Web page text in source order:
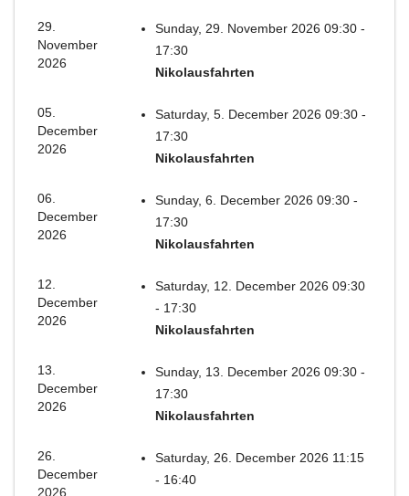
29.
November
2026
Sunday, 29. November 2026 09:30 -
17:30
Nikolausfahrten
05.
December
2026
Saturday, 5. December 2026 09:30 -
17:30
Nikolausfahrten
06.
December
2026
Sunday, 6. December 2026 09:30 -
17:30
Nikolausfahrten
12.
December
2026
Saturday, 12. December 2026 09:30
- 17:30
Nikolausfahrten
13.
December
2026
Sunday, 13. December 2026 09:30 -
17:30
Nikolausfahrten
26.
December
2026
Saturday, 26. December 2026 11:15
- 16:40